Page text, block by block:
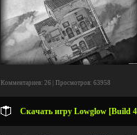
Комментариев: 26 | Просмотров: 63958
Скачать игру Lowglow [Build